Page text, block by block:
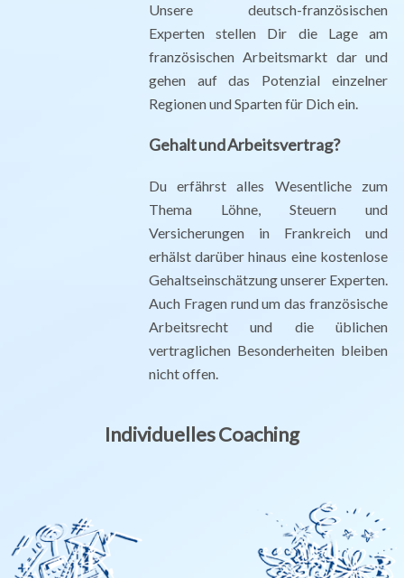
Unsere deutsch-französischen
Experten stellen Dir die Lage am
französischen Arbeitsmarkt dar und
gehen auf das Potenzial einzelner
Regionen und Sparten für Dich ein.
Gehalt und Arbeitsvertrag?
Du erfährst alles Wesentliche zum
Thema Löhne, Steuern und
Versicherungen in Frankreich und
erhälst darüber hinaus eine kostenlose
Gehaltseinschätzung unserer Experten.
Auch Fragen rund um das französische
Arbeitsrecht und die üblichen
vertraglichen Besonderheiten bleiben
nicht offen.
Individuelles Coaching